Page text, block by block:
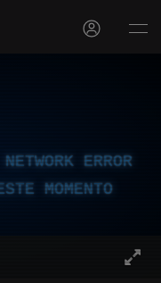
ERROR
MOMENTO